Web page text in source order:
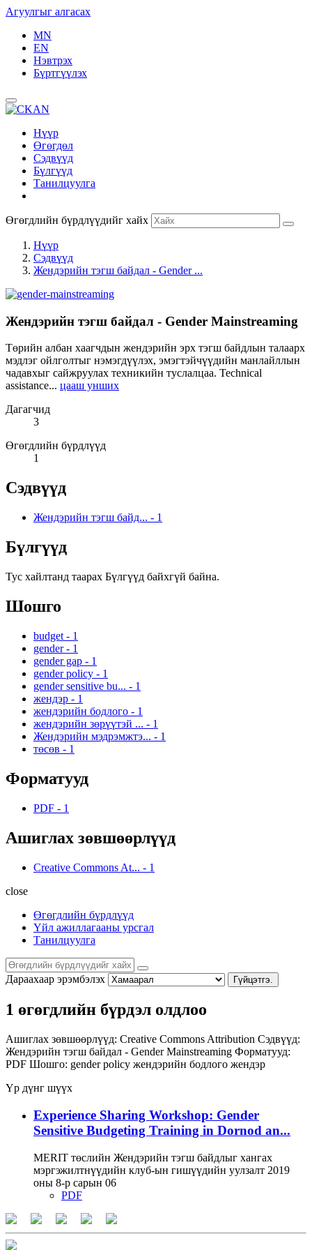
Агуулгыг алгасах
MN
EN
Нэвтрэх
Бүртгүүлэх
Нүүр
Өгөгдөл
Сэдвүүд
Бүлгүүд
Танилцуулга
Өгөгдлийн бүрдлүүдийг хайх
Нүүр
Сэдвүүд
Жендэрийн тэгш байдал - Gender ...
Жендэрийн тэгш байдал - Gender Mainstreaming
Төрийн албан хаагчдын жендэрийн эрх тэгш байдлын талаарх
мэдлэг ойлголтыг нэмэгдүүлэх, эмэгтэйчүүдийн манлайллын
чадавхыг сайжруулах техникийн туслалцаа. Technical
assistance... цааш унших
Дагагчид
3
Өгөгдлийн бүрдлүүд
1
Сэдвүүд
Жендэрийн тэгш байд... - 1
Бүлгүүд
Тус хайлтанд таарах Бүлгүүд байхгүй байна.
Шошго
budget - 1
gender - 1
gender gap - 1
gender policy - 1
gender sensitive bu... - 1
жендэр - 1
жендэрийн бодлого - 1
жендэрийн зөрүүтэй ... - 1
Жендэрийн мэдрэмжтэ... - 1
төсөв - 1
Форматууд
PDF - 1
Ашиглах зөвшөөрлүүд
Creative Commons At... - 1
close
Өгөгдлийн бүрдлүүд
Үйл ажиллагааны урсгал
Танилцуулга
Дараахаар эрэмбэлэх Гүйцэтгэ.
1 өгөгдлийн бүрдэл олдлоо
Ашиглах зөвшөөрлүүд: Creative Commons Attribution Сэдвүүд:
Жендэрийн тэгш байдал - Gender Mainstreaming Форматууд:
PDF Шошго: gender policy жендэрийн бодлого жендэр
Үр дүнг шүүх
Experience Sharing Workshop: Gender
Sensitive Budgeting Training in Dornod an...
MERIT төслийн Жендэрийн тэгш байдлыг хангах
мэргэжилтнүүдийн клуб-ын гишүүдийн уулзалт 2019
оны 8-р сарын 06
PDF